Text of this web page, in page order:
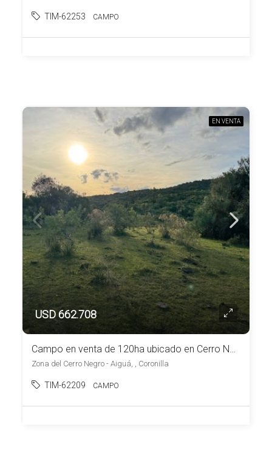
TIM-62253 CAMPO
EN VENTA
USD 662.708
Campo en venta de 120ha ubicado en Cerro Negro
Zona del Cerro Negro - Aiguá, , Coronilla
TIM-62209 CAMPO